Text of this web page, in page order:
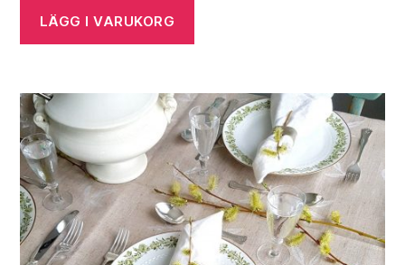
LÄGG I VARUKORG